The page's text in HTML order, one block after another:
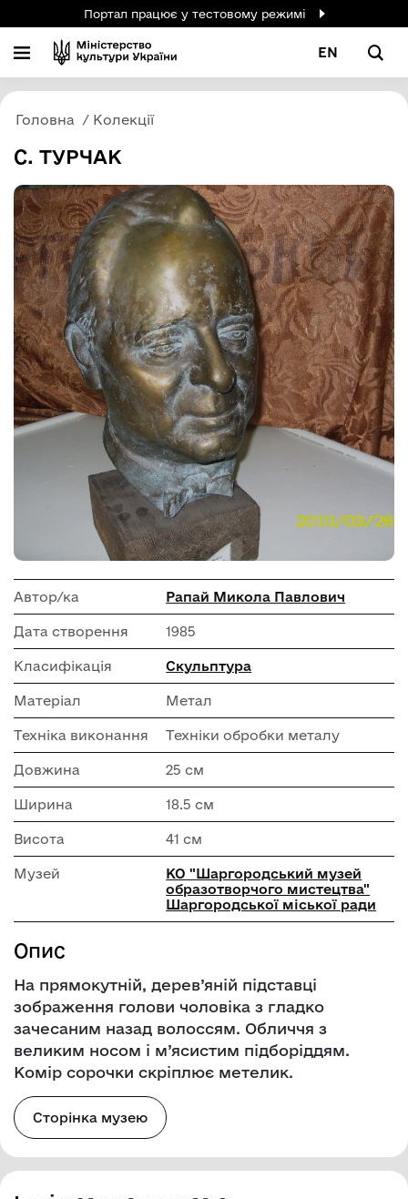
Портал працює у тестовому режимі
EN
Головна Колекції
С. ТУРЧАК
Автор/ка Рапай Микола Павлович
Дата створення 1985
Класифікація Скульптура
Матеріал Метал
Техніка виконання Техніки обробки металу
Довжина 25 см
Ширина 18.5 см
Висота 41 см
Музей
КО "Шаргородський музей
образотворчого мистецтва"
Шаргородської міської ради
Опис
На прямокутній, дерев’яній підставці
зображення голови чоловіка з гладко
зачесаним назад волоссям. Обличчя з
великим носом і м’ясистим підборіддям.
Комір сорочки скріплює метелик.
Сторінка музею